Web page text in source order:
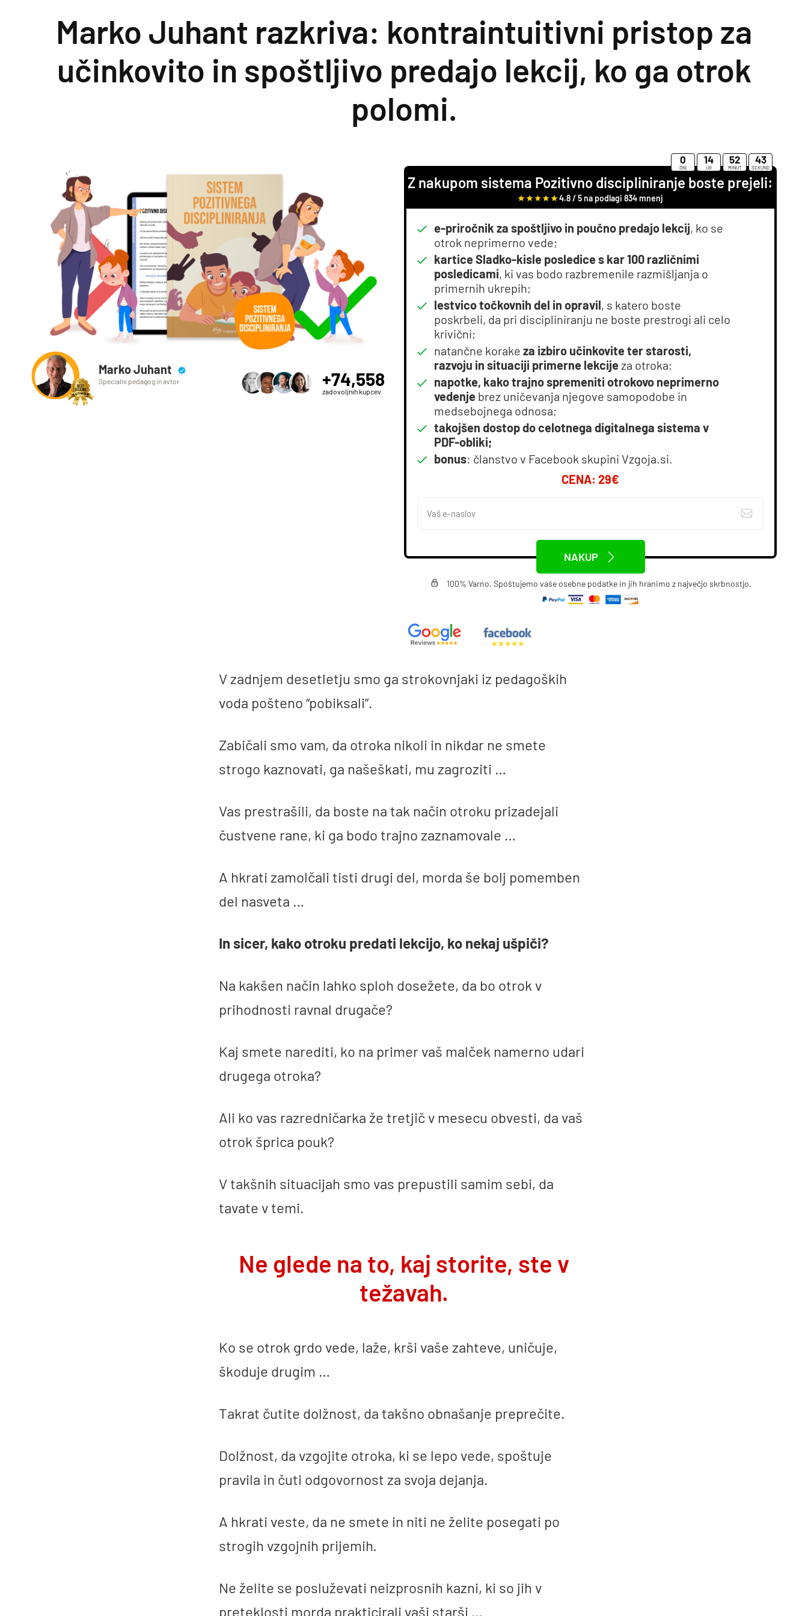
Preskoči na vsebinoMarko Juhant razkriva: kontraintuitivni pristop za
učinkovito in spoštljivo predajo lekcij, ko ga otrok
polomi.
Marko Juhant
Specialni pedagog in avtor +74,558
zadovoljnih kupcev
0
DNI
14
UR
52
MINUT
42
SEKUND
Z nakupom sistema Pozitivno discipliniranje boste prejeli:
4.8 / 5 na podlagi 834 mnenj
e-priročnik za spoštljivo in poučno predajo lekcij, ko se
otrok neprimerno vede;
kartice Sladko-kisle posledice s kar 100 različnimi
posledicami, ki vas bodo razbremenile razmišljanja o
primernih ukrepih;
lestvico točkovnih del in opravil, s katero boste
poskrbeli, da pri discipliniranju ne boste prestrogi ali celo
krivični;
natančne korake za izbiro učinkovite ter starosti,
razvoju in situaciji primerne lekcijeza otroka;
napotke, kako trajno spremeniti otrokovo neprimerno
vedenje brez uničevanja njegove samopodobe in
medsebojnega odnosa;
takojšen dostop do celotnega digitalnega sistema v
PDF-obliki;
bonus: članstvo v Facebook skupini Vzgoja.si.
CENA: 29€
NAKUP
100% Varno. Spoštujemo vaše osebne podatke in jih hranimo z največjo skrbnostjo.
V zadnjem desetletju smo ga strokovnjaki iz pedagoških
voda pošteno “pobiksali”.
Zabičali smo vam, da otroka nikoli in nikdar ne smete
strogo kaznovati, ga našeškati, mu zagroziti …
Vas prestrašili, da boste na tak način otroku prizadejali
čustvene rane, ki ga bodo trajno zaznamovale …
A hkrati zamolčali tisti drugi del, morda še bolj pomemben
del nasveta …
In sicer, kako otroku predati lekcijo, ko nekaj ušpiči?
Na kakšen način lahko sploh dosežete, da bo otrok v
prihodnosti ravnal drugače?
Kaj smete narediti, ko na primer vaš malček namerno udari
drugega otroka?
Ali ko vas razredničarka že tretjič v mesecu obvesti, da vaš
otrok šprica pouk?
V takšnih situacijah smo vas prepustili samim sebi, da
tavate v temi.
Ne glede na to, kaj storite, ste v
težavah.
Ko se otrok grdo vede, laže, krši vaše zahteve, uničuje,
škoduje drugim …
Takrat čutite dolžnost, da takšno obnašanje preprečite.
Dolžnost, da vzgojite otroka, ki se lepo vede, spoštuje
pravila in čuti odgovornost za svoja dejanja.
A hkrati veste, da ne smete in niti ne želite posegati po
strogih vzgojnih prijemih.
Ne želite se posluževati neizprosnih kazni, ki so jih v
preteklosti morda prakticirali vaši starši …